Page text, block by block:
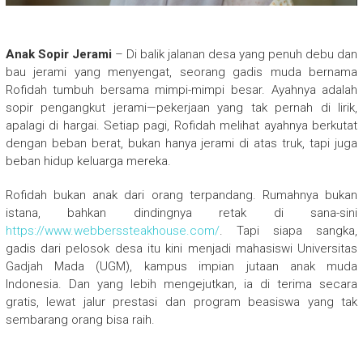
Anak Sopir Jerami – Di balik jalanan desa yang penuh debu dan
bau jerami yang menyengat, seorang gadis muda bernama
Rofidah tumbuh bersama mimpi-mimpi besar. Ayahnya adalah
sopir pengangkut jerami—pekerjaan yang tak pernah di lirik,
apalagi di hargai. Setiap pagi, Rofidah melihat ayahnya berkutat
dengan beban berat, bukan hanya jerami di atas truk, tapi juga
beban hidup keluarga mereka.
Rofidah bukan anak dari orang terpandang. Rumahnya bukan
istana, bahkan dindingnya retak di sana-sini
https://www.webberssteakhouse.com/. Tapi siapa sangka,
gadis dari pelosok desa itu kini menjadi mahasiswi Universitas
Gadjah Mada (UGM), kampus impian jutaan anak muda
Indonesia. Dan yang lebih mengejutkan, ia di terima secara
gratis, lewat jalur prestasi dan program beasiswa yang tak
sembarang orang bisa raih.